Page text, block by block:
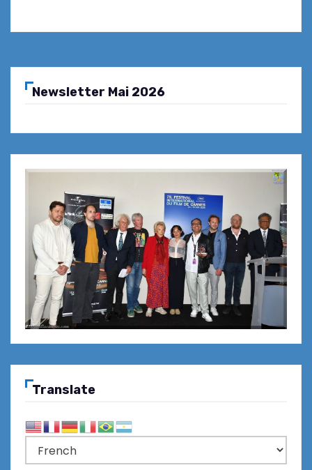
Newsletter Mai 2026
Translate